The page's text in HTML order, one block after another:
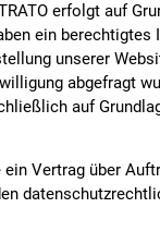
erfolgt auf
ein
unserer
abgefragt
auf
ein Vertrag über